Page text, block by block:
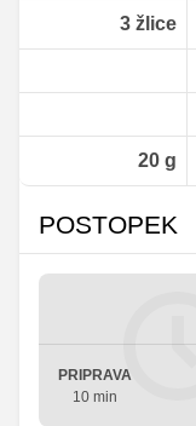
3žlice
20g
POSTOPEK
PRIPRAVA
10 min